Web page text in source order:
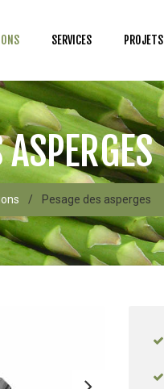
SERVICES PROJETS
/ Pesage des asperges